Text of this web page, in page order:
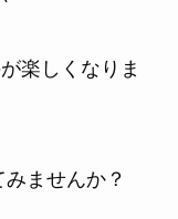
楽しくなりま
ませんか？